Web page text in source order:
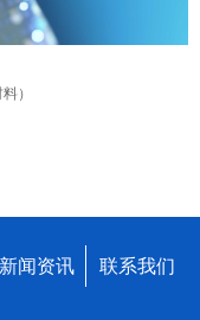
）
新闻资讯 联系我们